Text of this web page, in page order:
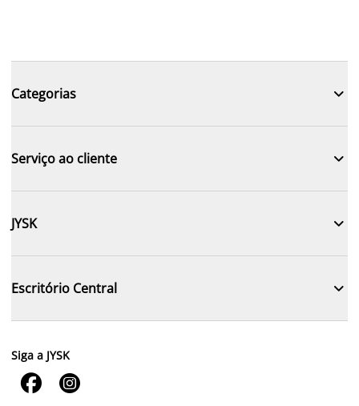
Categorias 
Serviço ao cliente 
JYSK 
Escritório Central 
Siga a JYSK
 